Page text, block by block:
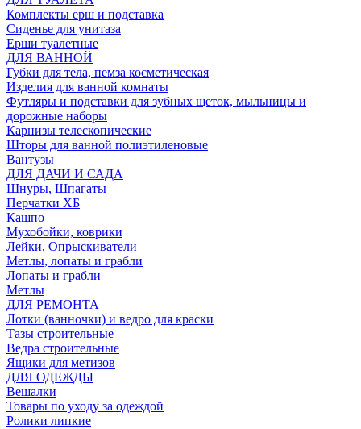
Комплекты ерш и подставка
Сиденье для унитаза
Ерши туалетные
ДЛЯ ВАННОЙ
Губки для тела, пемза косметическая
Изделия для ванной комнаты
Футляры и подставки для зубных щеток, мыльницы и
дорожные наборы
Карнизы телескопические
Шторы для ванной полиэтиленовые
Вантузы
ДЛЯ ДАЧИ И САДА
Шнуры, Шпагаты
Перчатки ХБ
Кашпо
Мухобойки, коврики
Лейки, Опрыскиватели
Метлы, лопаты и грабли
Лопаты и грабли
Метлы
ДЛЯ РЕМОНТА
Лотки (ванночки) и ведро для краски
Тазы строительные
Ведра строительные
Ящики для метизов
ДЛЯ ОДЕЖДЫ
Вешалки
Товары по уходу за одеждой
Ролики липкие